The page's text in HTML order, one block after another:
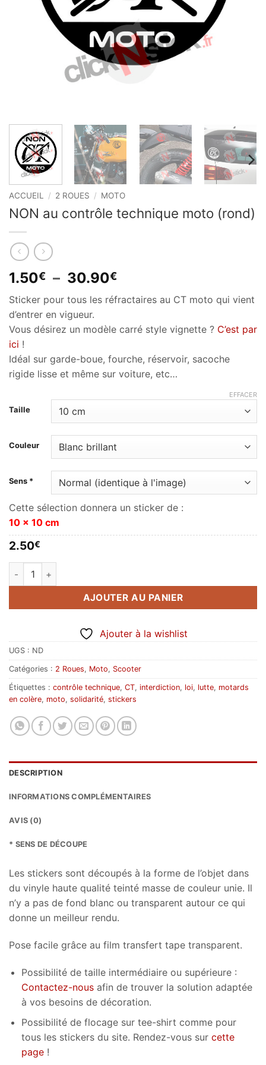
ACCUEIL / 2 ROUES / MOTO
NON au contrôle technique moto (rond)
1.50€ – 30.90€Plage
prix :
à
Sticker pour tous les réfractaires au CT moto qui vient
d’entrer en vigueur.
Vous désirez un modèle carré style vignette ? C’est par
ici !
Idéal sur garde-boue, fourche, réservoir, sacoche
rigide lisse et même sur voiture, etc…
Taille
Couleur
Sens *
EFFACER
Cette sélection donnera un sticker de :
10 x 10 cm
2.50€
quantité de NON au contrôle technique moto (rond)
AJOUTER AU PANIER
Ajouter à la wishlist
UGS : ND
Catégories : 2 Roues, Moto, Scooter
Étiquettes : contrôle technique, CT, interdiction, loi, lutte, motards
en colère, moto, solidarité, stickers
DESCRIPTION
INFORMATIONS COMPLÉMENTAIRES
AVIS (0)
* SENS DE DÉCOUPE
Les stickers sont découpés à la forme de l’objet dans
du vinyle haute qualité teinté masse de couleur unie. Il
n’y a pas de fond blanc ou transparent autour ce qui
donne un meilleur rendu.
Pose facile grâce au film transfert tape transparent.
Possibilité de taille intermédiaire ou supérieure :
Contactez-nousafin de trouver la solution adaptée
à vos besoins de décoration.
Possibilité de flocage sur tee-shirt comme pour
tous les stickers du site. Rendez-vous sur cette
page!